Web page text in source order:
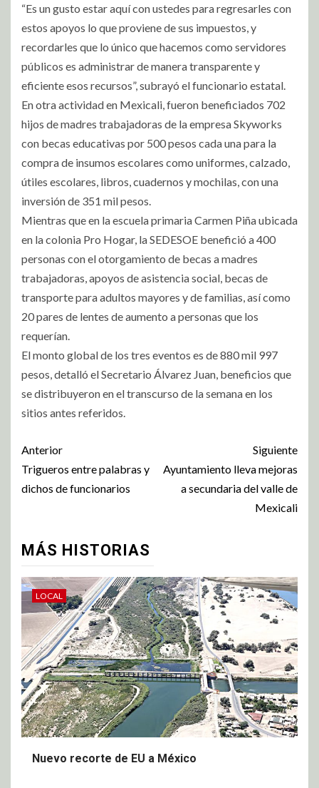
“Es un gusto estar aquí con ustedes para regresarles con
estos apoyos lo que proviene de sus impuestos, y
recordarles que lo único que hacemos como servidores
públicos es administrar de manera transparente y
eficiente esos recursos”, subrayó el funcionario estatal.
En otra actividad en Mexicali, fueron beneficiados 702
hijos de madres trabajadoras de la empresa Skyworks
con becas educativas por 500 pesos cada una para la
compra de insumos escolares como uniformes, calzado,
útiles escolares, libros, cuadernos y mochilas, con una
inversión de 351 mil pesos.
Mientras que en la escuela primaria Carmen Piña ubicada
en la colonia Pro Hogar, la SEDESOE benefició a 400
personas con el otorgamiento de becas a madres
trabajadoras, apoyos de asistencia social, becas de
transporte para adultos mayores y de familias, así como
20 pares de lentes de aumento a personas que los
requerían.
El monto global de los tres eventos es de 880 mil 997
pesos, detalló el Secretario Álvarez Juan, beneficios que
se distribuyeron en el transcurso de la semana en los
sitios antes referidos.
Anterior
Trigueros entre palabras y
dichos de funcionarios
Siguiente
Ayuntamiento lleva mejoras
a secundaria del valle de
Mexicali
MÁS HISTORIAS
LOCAL
Nuevo recorte de EU a México